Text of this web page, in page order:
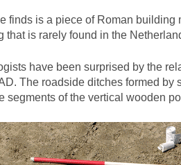
finds is a piece of Roman
that is rarely found in the
have been surprised by the
The roadside ditches formed
segments of the vertical wooden